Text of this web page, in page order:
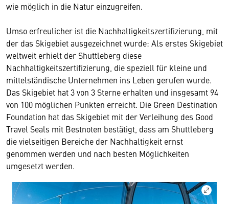
wie möglich in die Natur einzugreifen.
Umso erfreulicher ist die Nachhaltigkeitszertifizierung, mit
der das Skigebiet ausgezeichnet wurde: Als erstes Skigebiet
weltweit erhielt der Shuttleberg diese
Nachhaltigkeitszertifizierung, die speziell für kleine und
mittelständische Unternehmen ins Leben gerufen wurde.
Das Skigebiet hat 3 von 3 Sterne erhalten und insgesamt 94
von 100 möglichen Punkten erreicht. Die Green Destination
Foundation hat das Skigebiet mit der Verleihung des Good
Travel Seals mit Bestnoten bestätigt, dass am Shuttleberg
die vielseitigen Bereiche der Nachhaltigkeit ernst
genommen werden und nach besten Möglichkeiten
umgesetzt werden.